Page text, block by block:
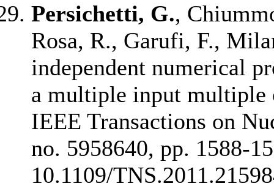
Persichetti, G.,
Rosa, R., Garufi, F.,
independent numerical
a multiple input multiple
IEEE Transactions on
no. 5958640, pp. 1588-
10.1109/